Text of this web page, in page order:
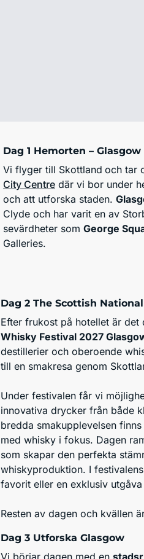
Dag 1 Hemorten – Glasgow
Vi flyger till Skottland och tar
City Centre där vi bor under
och att utforska staden.
Clyde och har varit en av
sevärdheter som George
Galleries.
Dag 2 The Scottish
Efter frukost på hotellet är
Whisky Festival 2027
destillerier och oberoende
till en smakresa genom
Under festivalen får vi
innovativa drycker från både
bredda smakupplevelsen
med whisky i fokus. Dagen
som skapar den perfekta
whiskyproduktion. I
favorit eller en exklusiv
Resten av dagen och kvällen
Dag 3 Utforska Glasgow
Vi börjar dagen med en